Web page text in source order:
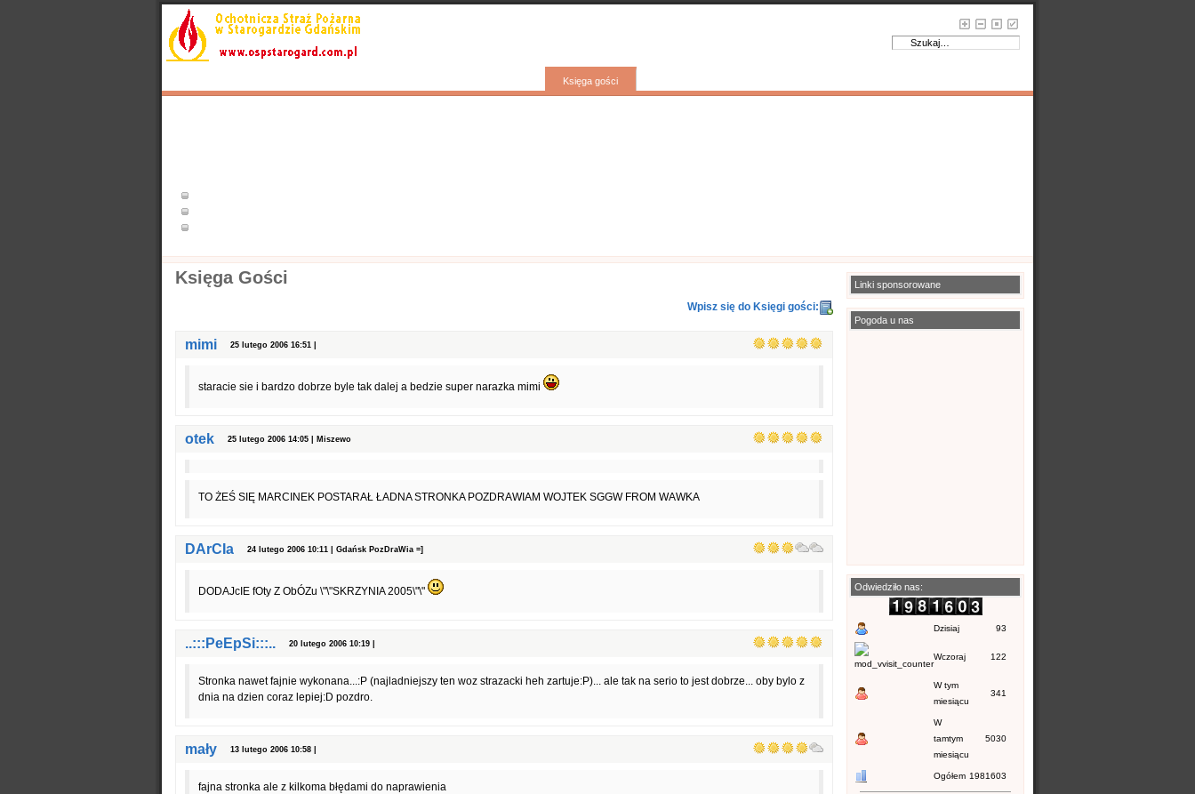
Księga gości
Księga Gości
Wpisz się do Księgi gości:
mimi 25 lutego 2006 16:51 |
staracie sie i bardzo dobrze byle tak dalej a bedzie super narazka mimi
otek 25 lutego 2006 14:05 | Miszewo
TO ŻEŚ SIĘ MARCINEK POSTARAŁ ŁADNA STRONKA POZDRAWIAM WOJTEK SGGW FROM WAWKA
DArCIa 24 lutego 2006 10:11 | Gdańsk PozDraWia =]
DODAJcIE fOty Z ObÓZu \"\"SKRZYNIA 2005\"\"
..:::PeEpSi:::.. 20 lutego 2006 10:19 |
Stronka nawet fajnie wykonana...:P (najladniejszy ten woz strazacki heh zartuje:P)... ale tak na serio to jest dobrze... oby bylo z
dnia na dzien coraz lepiej:D pozdro.
mały 13 lutego 2006 10:58 |
fajna stronka ale z kilkoma błędami do naprawienia
Linki sponsorowane
Pogoda u nas
Odwiedziło nas:
Dzisiaj 93
Wczoraj 122
W tym
miesiącu
341
W
tamtym
miesiącu
5030
Ogółem 1981603